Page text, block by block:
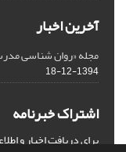
آخرین اخبار
مجله «روان شناسی
1394-12-18
اشتراک خبرنامه
برای دریافت اخبار و